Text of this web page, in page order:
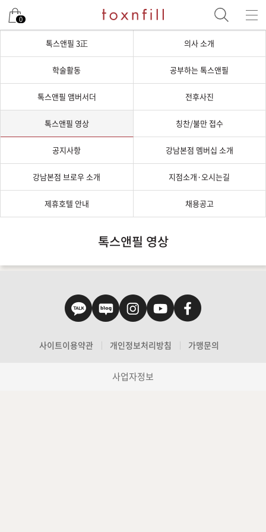
0
톡스앤필 3正 의사 소개
학술활동 공부하는 톡스앤필
톡스앤필 앰버서더 전후사진
톡스앤필 영상 칭찬/불만 접수
공지사항 강남본점 멤버십 소개
강남본점 브로우 소개 지점소개·오시는길
제휴호텔 안내 채용공고
톡스앤필 영상
사이트이용약관 개인정보처리방침 가맹문의
사업자정보